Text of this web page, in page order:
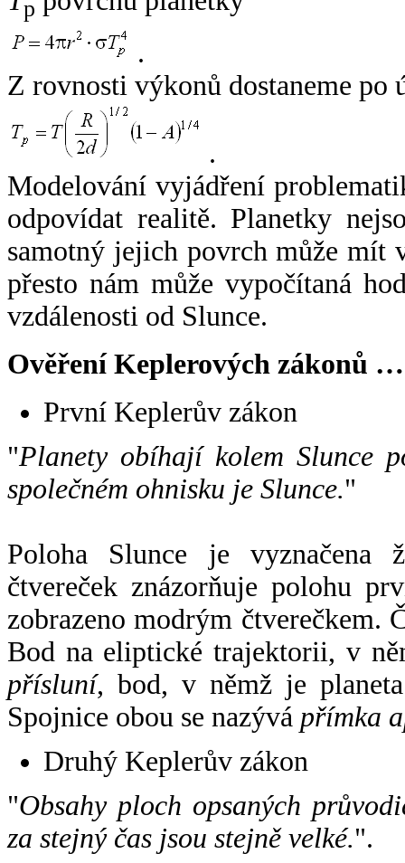
p
.
Z rovnosti výkonů dostaneme po
.
Modelování vyjádření
odpovídat realitě. Planetky
samotný jejich povrch může mít
přesto nám může vypočítaná
vzdálenosti od Slunce.
Ověření Keplerových zákonů …
První Keplerův zákon
"Planety obíhají kolem Slunce
společném ohnisku je Slunce."
Poloha Slunce je vyznačena
čtvereček znázorňuje polohu
zobrazeno modrým čtverečkem.
Bod na eliptické trajektorii, v
přísluní, bod, v němž je
Spojnice obou se nazývá přímka
Druhý Keplerův zákon
"Obsahy ploch opsaných
za stejný čas jsou stejně velké.".